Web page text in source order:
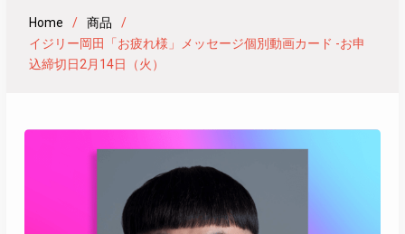
Home
商品
イジリー岡田「お疲れ様」メッセージ個別動画カード -お申
込締切日2月14日（火）